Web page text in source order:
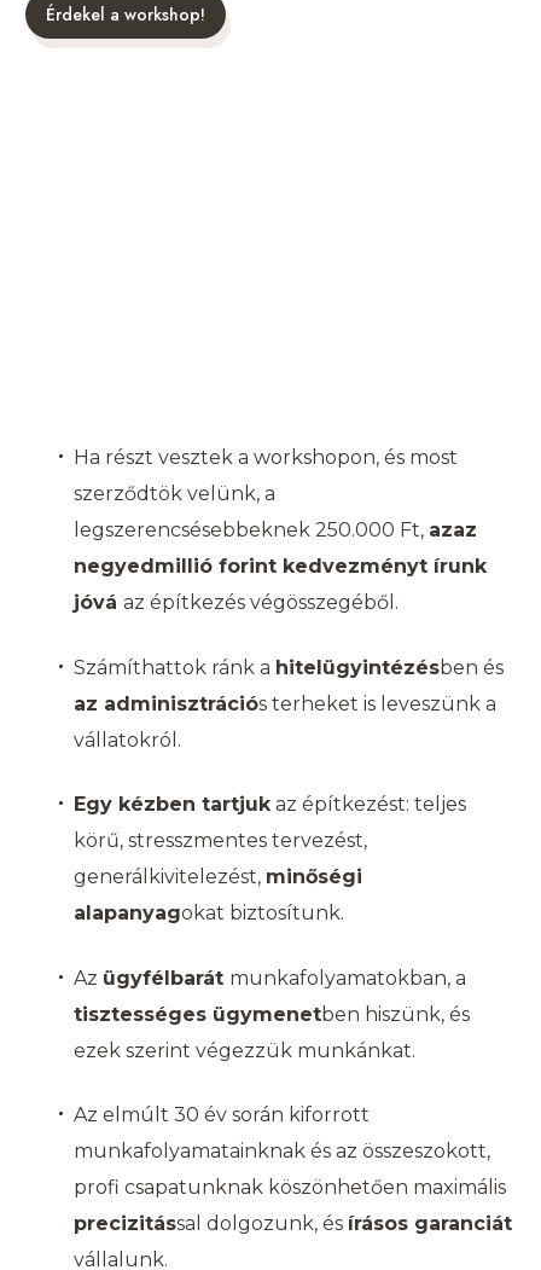
Érdekel a workshop!
Ha részt vesztek a workshopon, és most
szerződtök velünk, a
legszerencsésebbeknek 250.000 Ft, azaz
negyedmillió forint kedvezményt írunk
jóvá az építkezés végösszegéből.
Számíthattok ránk a hitelügyintézésben és
az adminisztrációs terheket is leveszünk a
vállatokról.
Egy kézben tartjukaz építkezést: teljes
körű, stresszmentes tervezést,
generálkivitelezést, minőségi
alapanyagokat biztosítunk.
Az ügyfélbarát munkafolyamatokban, a
tisztességes ügymenetben hiszünk, és
ezek szerint végezzük munkánkat.
Az elmúlt 30 év során kiforrott
munkafolyamatainknak és az összeszokott,
profi csapatunknak köszönhetően maximális
precizitással dolgozunk, és írásos garanciát
vállalunk.